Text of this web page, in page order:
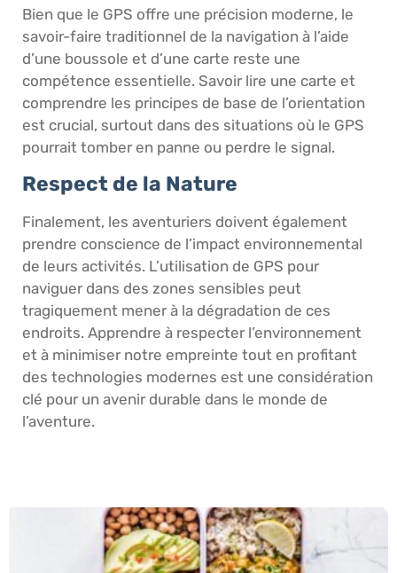
Bien que le GPS offre une précision moderne, le
savoir-faire traditionnel de la navigation à l’aide
d’une boussole et d’une carte reste une
compétence essentielle. Savoir lire une carte et
comprendre les principes de base de l’orientation
est crucial, surtout dans des situations où le GPS
pourrait tomber en panne ou perdre le signal.
Respect de la Nature
Finalement, les aventuriers doivent également
prendre conscience de l’impact environnemental
de leurs activités. L’utilisation de GPS pour
naviguer dans des zones sensibles peut
tragiquement mener à la dégradation de ces
endroits. Apprendre à respecter l’environnement
et à minimiser notre empreinte tout en profitant
des technologies modernes est une considération
clé pour un avenir durable dans le monde de
l’aventure.